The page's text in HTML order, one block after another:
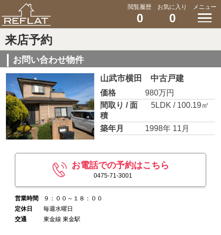
閲覧履歴
0
お気に入り
0
メニュー
来店予約
お問い合わせ物件
山武市横田 中古戸建
価格
980万円
間取り / 面
積
5LDK / 100.19㎡
築年月 1998年 11月
お電話での予約はこちら
0475-71-3001
営業時間
９：００～１８：００
定休日
毎週水曜日
交通
東金線 東金駅